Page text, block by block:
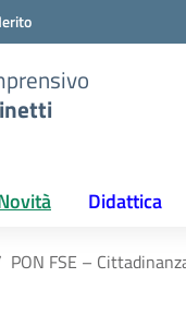
Didattica
PON FSE –